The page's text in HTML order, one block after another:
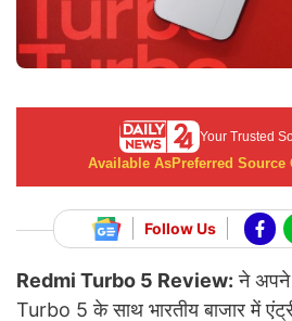
Your Trusted
Available AsPreferred Source
Follow Us
Redmi Turbo 5 Review: ने अपने
Turbo 5 के साथ भारतीय बाजार में